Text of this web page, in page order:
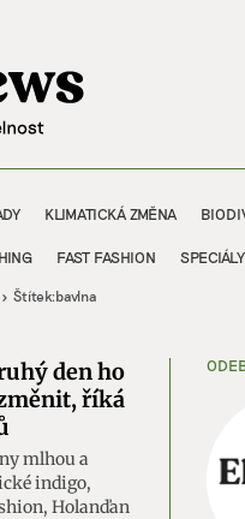
KLIMATICKÁ ZMĚNA
FAST FASHION SPECIÁLY
Štítek:bavlna
den ho
říká
mlhou a
indigo,
Holanďan